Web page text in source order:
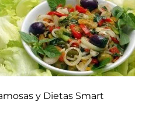
y Dietas Smart